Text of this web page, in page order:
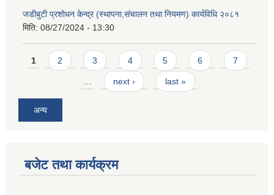
जडीबुटी प्रशोधन केन्द्र (स्थापना,संचालन तथा नियमण) कार्यविधि २०८१
मिति: 08/27/2024 - 13:30
Pages
1 2 3 4 5 6 7
… next › last »
अन्य
बजेट तथा कार्यक्रम